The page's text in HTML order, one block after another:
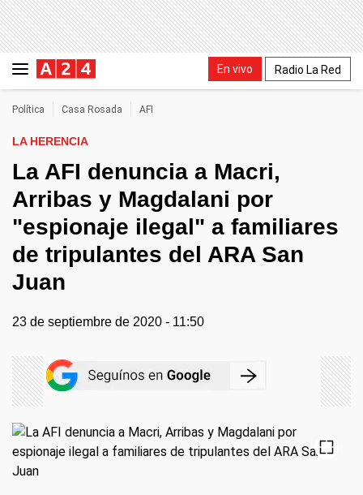
En vivo Radio La Red
Política Casa Rosada AFI
LA HERENCIA
La AFI denuncia a Macri,
Arribas y Magdalani por
"espionaje ilegal" a familiares
de tripulantes del ARA San
Juan
23 de septiembre de 2020 - 11:50